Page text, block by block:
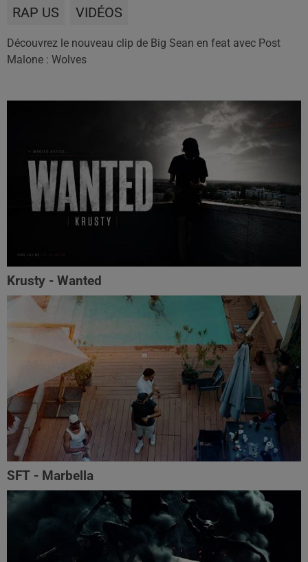
RAP US VIDÉOS
Découvrez le nouveau clip de Big Sean en feat avec Post
Malone : Wolves
Krusty - Wanted
SFT - Marbella